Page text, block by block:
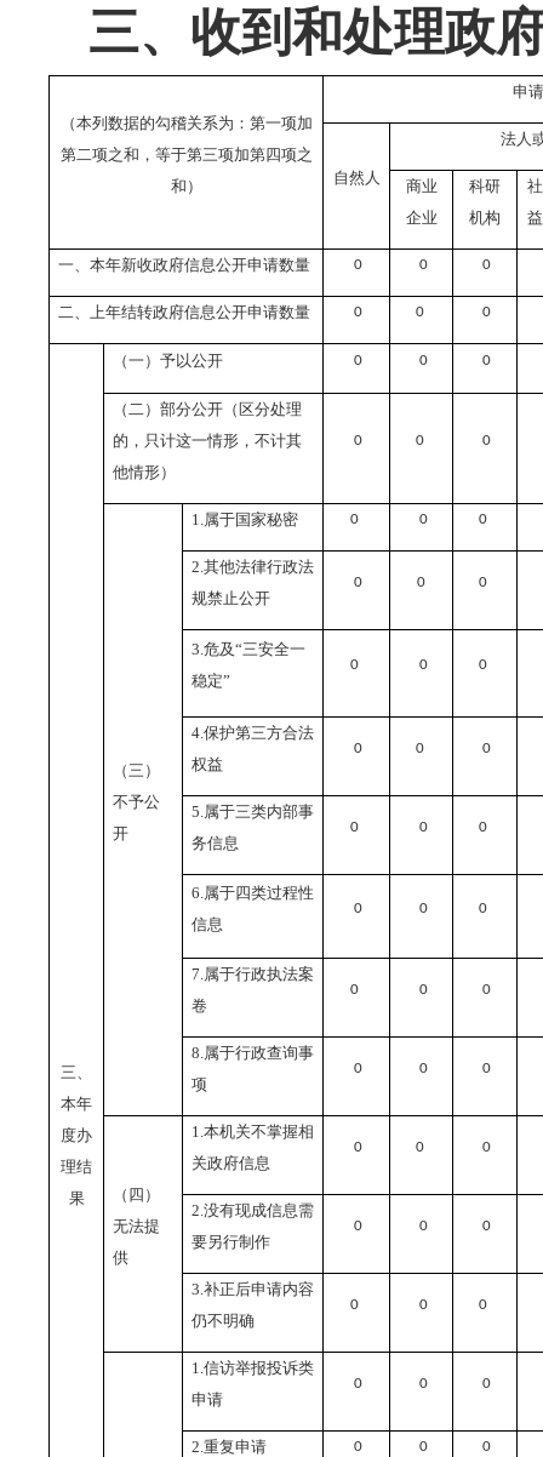
三、收到和处理政
（本列数据的勾稽关系为：第一项加
第二项之和，等于第三项加第四项之
和）
申
自然人
法人
商业
企业
科研
机构
一、本年新收政府信息公开申请数量 0 0 0
二、上年结转政府信息公开申请数量 0 0 0
三、
本年
度办
理结
果
（一）予以公开 0 0 0
（二）部分公开（区分处理
的，只计这一情形，不计其
他情形）
0 0 0
（三）
不予公
开
1.属于国家秘密 0 0 0
2.其他法律行政法
规禁止公开
0 0 0
3.危及“三安全一
稳定”
0 0 0
4.保护第三方合法
权益
0 0 0
5.属于三类内部事
务信息
0 0 0
6.属于四类过程性
信息
0 0 0
7.属于行政执法案
卷
0 0 0
8.属于行政查询事
项
0 0 0
（四）
无法提
供
1.本机关不掌握相
关政府信息
0 0 0
2.没有现成信息需
要另行制作
0 0 0
3.补正后申请内容
仍不明确
0 0 0
1.信访举报投诉类
申请
0 0 0
2.重复申请 0 0 0